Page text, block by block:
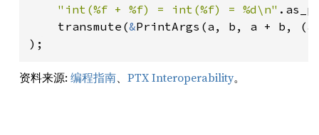
"int(%f + %f) = int(%f) = %d\n"
    transmute(
&PrintArgs(a, b, a + b,
);
资料来源: 编程指南、 PTX Interoperability。